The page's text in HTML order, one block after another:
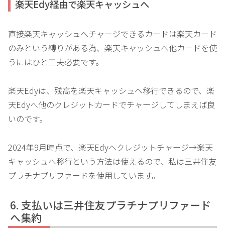
楽天Edy経由で楽天キャッシュへ
直接楽天キャッシュへチャージできるカードは楽天カード
のみという縛りがある為、楽天キャッシュへ他カードを使
うにはひと工夫必要です。
楽天Edyは、残高を楽天キャッシュへ移行できるので、楽
天Edyへ他のクレジットカードでチャージしてしまえば良
いのです。
2024年9月時点で、楽天Edyへクレジットチャージ→楽天
キャッシュへ移行という方法は使えるので、私は三井住友
プラチナプリファードを使用しています。
支払いは三井住友プラチナプリファード
へ集約